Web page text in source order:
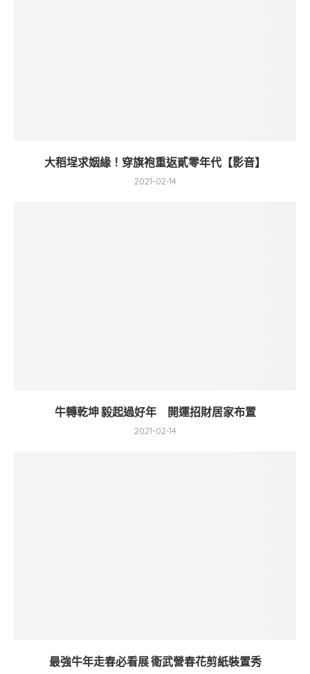
大稻埕求姻緣！穿旗袍重返貳零年代【影音】
2021-02-14
牛轉乾坤 毅起過好年 開運招財居家布置
2021-02-14
最強牛年走春必看展 衛武營春花剪紙裝置秀